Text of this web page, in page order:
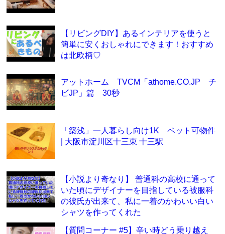
【リビングDIY】あるインテリアを使うと
簡単に安くおしゃれにできます！おすすめ
は北欧柄♡
アットホーム TVCM「athome.CO.JP チ
ビJP」篇 30秒
「築浅」一人暮らし向け1K ペット可物件
| 大阪市淀川区十三東 十三駅
【小説より奇なり】 普通科の高校に通って
いた頃にデザイナーを目指している被服科
の彼氏が出来て、私に一着のかわいい白い
シャツを作ってくれた
【質問コーナー #5】辛い時どう乗り越え